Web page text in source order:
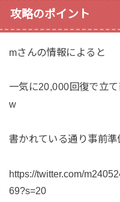
攻略のポイント
mさんの情報によると
一気に20,000回復で立
w
書かれている通り事前
https://twitter.com/
69?s=20